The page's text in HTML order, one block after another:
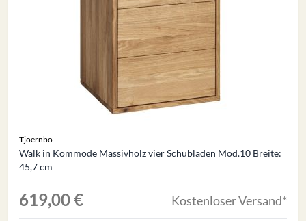
Tjoernbo
Walk in Kommode Massivholz vier Schubladen Mod.10 Breite:
45,7 cm
619,00 € Kostenloser Versand*